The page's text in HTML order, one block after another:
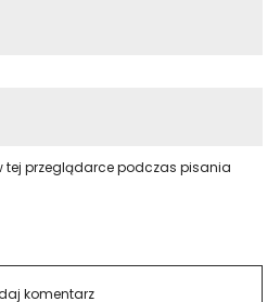
tej przeglądarce podczas pisania